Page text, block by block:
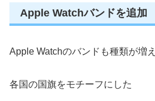
Apple Watchバンドを追加
Apple Watchのバンドも種類が増
各国の国旗をモチーフにした